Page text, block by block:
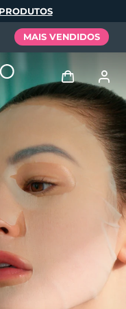
MAIS VENDIDOS
Entrar
Perfil de usuário
Meus aparelhos
Meus pedidos
Meus endereços
subscrições
Español
Português
Русский
繁體中文